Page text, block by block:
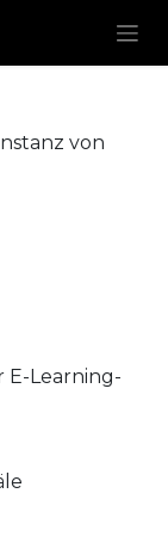
von
Learning-